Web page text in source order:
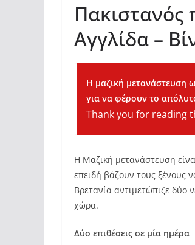
Πακιστανός
Αγγλίδα –
Η μαζική μετανάστευση
για να φέρουν το
Thank you for reading
Η Μαζική μετανάστευση
επειδή βάζουν τους ξένους
Βρετανία αντιμετώπιζε δύο
χώρα.
Δύο επιθέσεις σε μία ημέρα